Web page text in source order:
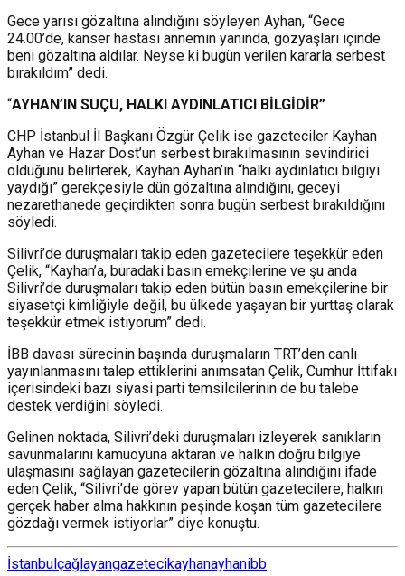
Gece yarısı gözaltına alındığını söyleyen Ayhan, “Gece
24.00’de, kanser hastası annemin yanında, gözyaşları içinde
beni gözaltına aldılar. Neyse ki bugün verilen kararla serbest
bırakıldım” dedi.
“AYHAN’IN SUÇU, HALKI AYDINLATICI BİLGİDİR”
CHP İstanbul İl Başkanı Özgür Çelik ise gazeteciler Kayhan
Ayhan ve Hazar Dost’un serbest bırakılmasının sevindirici
olduğunu belirterek, Kayhan Ayhan’ın “halkı aydınlatıcı bilgiyi
yaydığı” gerekçesiyle dün gözaltına alındığını, geceyi
nezarethanede geçirdikten sonra bugün serbest bırakıldığını
söyledi.
Silivri’de duruşmaları takip eden gazetecilere teşekkür eden
Çelik, “Kayhan’a, buradaki basın emekçilerine ve şu anda
Silivri’de duruşmaları takip eden bütün basın emekçilerine bir
siyasetçi kimliğiyle değil, bu ülkede yaşayan bir yurttaş olarak
teşekkür etmek istiyorum” dedi.
İBB davası sürecinin başında duruşmaların TRT’den canlı
yayınlanmasını talep ettiklerini anımsatan Çelik, Cumhur İttifakı
içerisindeki bazı siyasi parti temsilcilerinin de bu talebe
destek verdiğini söyledi.
Gelinen noktada, Silivri’deki duruşmaları izleyerek sanıkların
savunmalarını kamuoyuna aktaran ve halkın doğru bilgiye
ulaşmasını sağlayan gazetecilerin gözaltına alındığını ifade
eden Çelik, “Silivri’de görev yapan bütün gazetecilere, halkın
gerçek haber alma hakkının peşinde koşan tüm gazetecilere
gözdağı vermek istiyorlar” diye konuştu.
İstanbulçağlayangazetecikayhanayhanibb